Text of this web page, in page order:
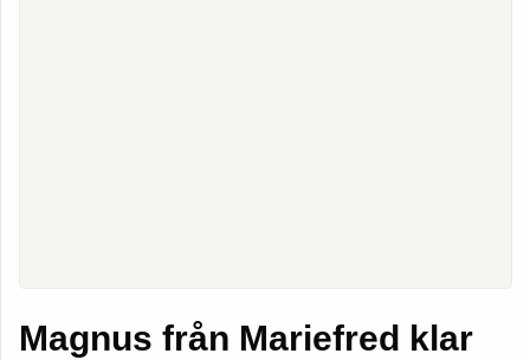
Magnus från Mariefred klar